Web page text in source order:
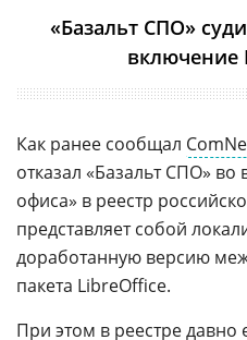
«Базальт СПО»
включение
Как ранее сообщал
отказал «Базальт СПО»
офиса» в реестр
представляет собой
доработанную версию
пакета LibreOffice.
При этом в реестре давно